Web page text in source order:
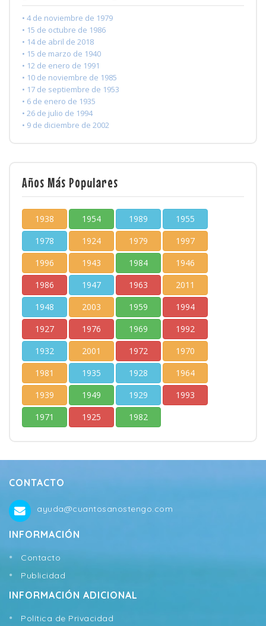
• 4 de noviembre de 1979
• 15 de octubre de 1986
• 14 de abril de 2018
• 15 de marzo de 1940
• 12 de enero de 1991
• 10 de noviembre de 1985
• 17 de septiembre de 1953
• 6 de enero de 1935
• 26 de julio de 1994
• 9 de diciembre de 2002
Años Más Populares
1938 1954 1989
1955
1978
1924 1979
1997
1996
1943 1984
1946
1986
1947 1963
2011
1948
2003 1959
1994
1927
1976 1969
1992
1932
2001 1972
1970
1981
1935 1928
1964
1939
1949 1929
1993
1971
1925 1982
CONTACTO
ayuda@cuantosanostengo.com
INFORMACIÓN
Contacto
Publicidad
INFORMACIÓN ADICIONAL
Política de Privacidad